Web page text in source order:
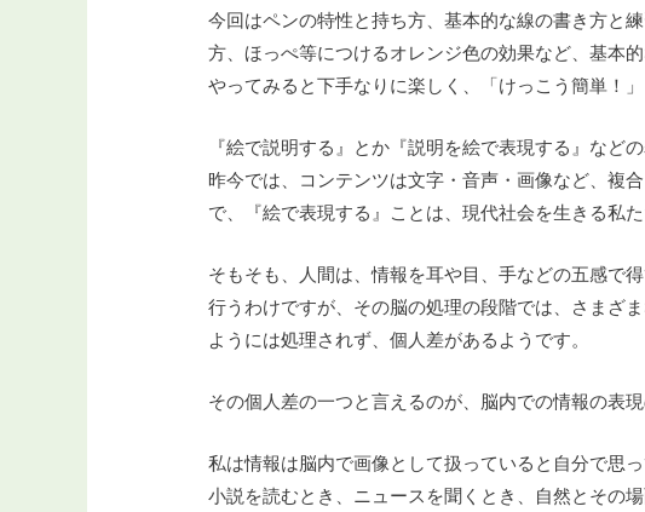
今回はペンの特性と持ち方、基本的な線の書き方と
方、ほっぺ等につけるオレンジ色の効果など、基本
やってみると下手なりに楽しく、「けっこう簡単！」
『絵で説明する』とか『説明を絵で表現する』など
昨今では、コンテンツは文字・音声・画像など、複
で、『絵で表現する』ことは、現代社会を生きる私
そもそも、人間は、情報を耳や目、手などの五感で
行うわけですが、その脳の処理の段階では、さまざ
ようには処理されず、個人差があるようです。
その個人差の一つと言えるのが、脳内での情報の表現
私は情報は脳内で画像として扱っていると自分で思っ
小説を読むとき、ニュースを聞くとき、自然とその